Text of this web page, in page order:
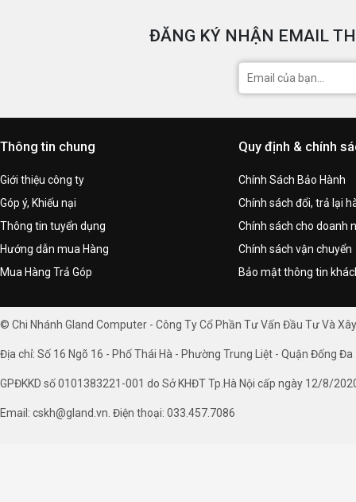
ĐĂNG KÝ NHẬN EMAIL
Thông tin chung
Giới thiệu công ty
Góp ý, Khiếu nại
Thông tin tuyển dụng
Hướng dẫn mua Hàng
Mua Hàng Trả Góp
Quy định & chính
Chính Sách Bảo Hành
Chính sách đổi, trả lại
Chính sách cho doanh
Chính sách vận chuyển
Bảo mật thông tin
© Chi Nhánh Gland Computer - Công Ty Cổ Phần Tư Vấn Đầu Tư Và
Địa chỉ: Số 16 Ngõ 16 - Phố Thái Hà - Phường Trung Liệt - Quận Đống Đa
GPĐKKD số 0101383221-001 do Sở KHĐT Tp.Hà Nội cấp ngày 12/8/
Email: cskh@gland.vn. Điện thoại: 033.457.7086